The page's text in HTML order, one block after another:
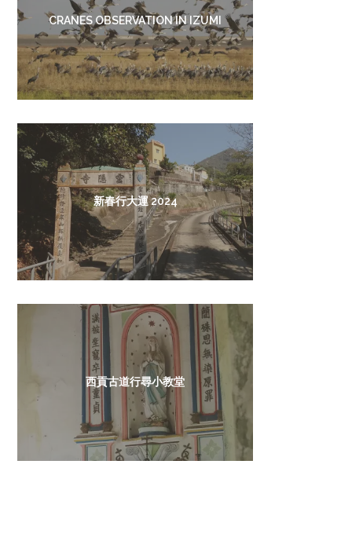
CRANES OBSERVATION IN IZUMI
新春行大運 2024
西貢古道行尋小教堂